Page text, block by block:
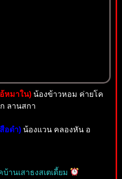
หมาใน) น้องข้าวหอม ค่ายโค
ลานสกา
อดำ) น้องแวน คลองหัน อ
านเสาธงสเตเดี้ยม